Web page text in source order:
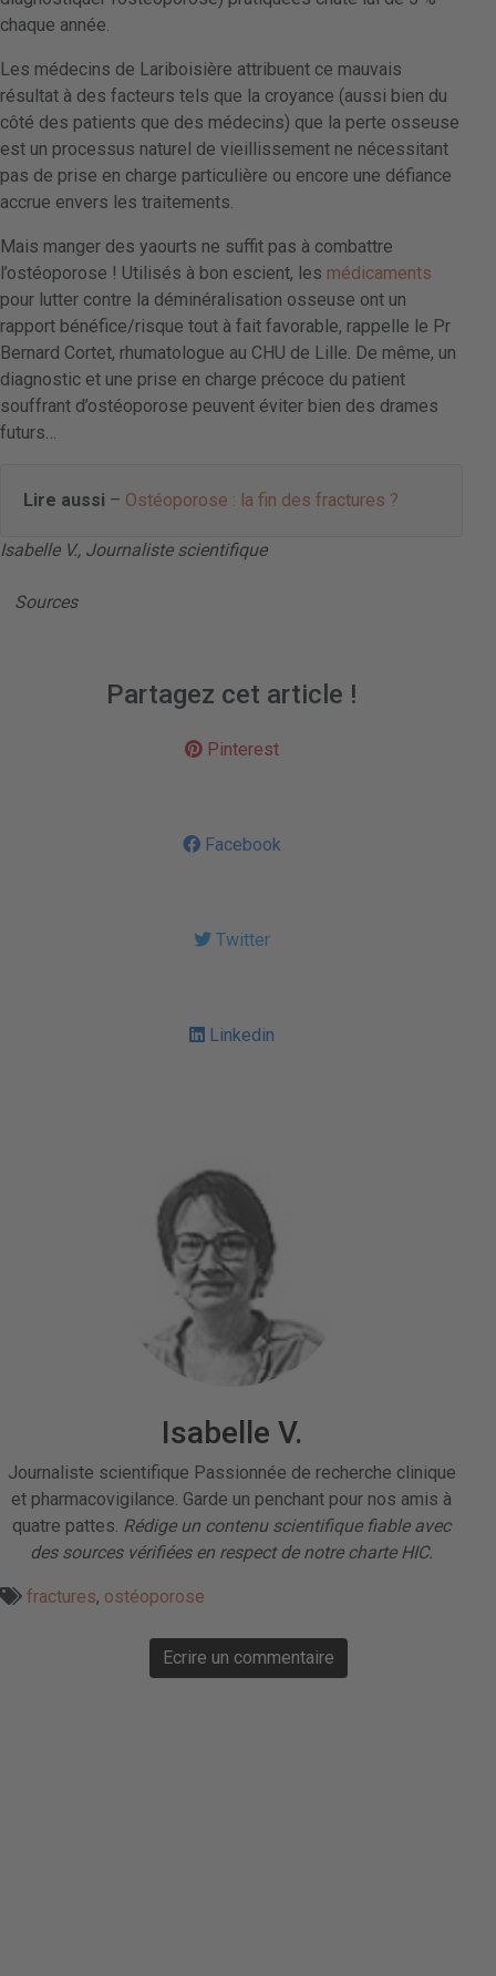
chaque année.
Les médecins de Lariboisière attribuent ce mauvais
résultat à des facteurs tels que la croyance (aussi bien du
côté des patients que des médecins) que la perte osseuse
est un processus naturel de vieillissement ne nécessitant
pas de prise en charge particulière ou encore une défiance
accrue envers les traitements.
Mais manger des yaourts ne suffit pas à combattre
l’ostéoporose ! Utilisés à bon escient, les médicaments
pour lutter contre la déminéralisation osseuse ont un
rapport bénéfice/risque tout à fait favorable, rappelle le Pr
Bernard Cortet, rhumatologue au CHU de Lille. De même, un
diagnostic et une prise en charge précoce du patient
souffrant d’ostéoporose peuvent éviter bien des drames
futurs…
Lire aussi – Ostéoporose : la fin des fractures ?
Isabelle V., Journaliste scientifique
Sources
Partagez cet article !
Pinterest
Facebook
Twitter
Linkedin
Isabelle V.
Journaliste scientifique Passionnée de recherche clinique
et pharmacovigilance. Garde un penchant pour nos amis à
quatre pattes. Rédige un contenu scientifique fiable avec
des sources vérifiées en respect de notre charte HIC.
fractures, ostéoporose
Ecrire un commentaire